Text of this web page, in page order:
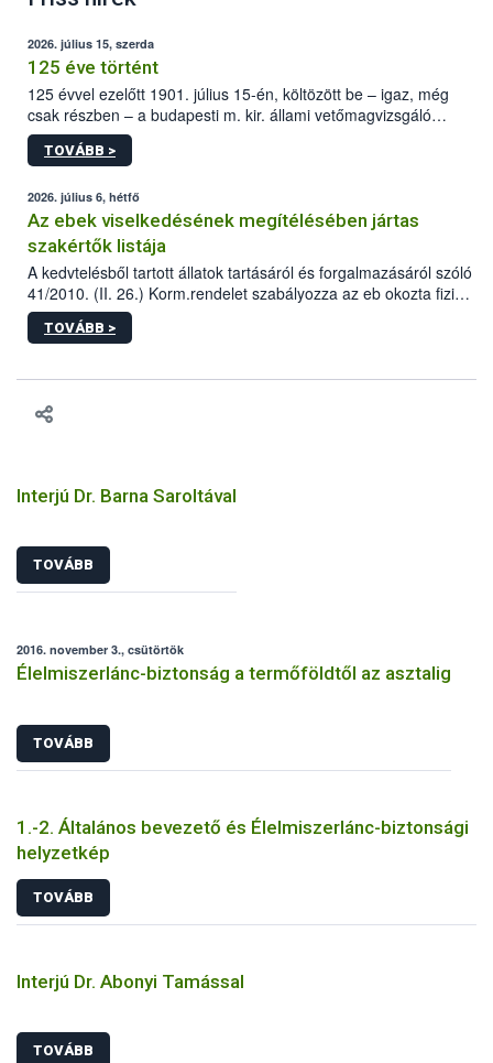
2026. július 15, szerda
125 éve történt
125 évvel ezelőtt 1901. július 15-én, költözött be – igaz, még
csak részben – a budapesti m. kir. állami vetőmagvizsgáló
állomás a Kis Rókus utca 15. szám alatti, Czigler Győző által
tervezett új épületébe.
TOVÁBB >
2026. július 6, hétfő
Az ebek viselkedésének megítélésében jártas
szakértők listája
A kedvtelésből tartott állatok tartásáról és forgalmazásáról szóló
41/2010. (II. 26.) Korm.rendelet szabályozza az eb okozta fizikai
sérülés, illetve ennek veszélye keletkezésekor felmerülő
hatósági feladatokat, valamint a veszélyes eb tartását és annak
vonni az ebek viselkedésének megítélésében jártas szakértőt.
TOVÁBB >
Interjú Dr. Barna Saroltával
TOVÁBB
2016. november 3., csütörtök
Élelmiszerlánc-biztonság a termőföldtől az asztalig
TOVÁBB
1.-2. Általános bevezető és Élelmiszerlánc-biztonsági
helyzetkép
TOVÁBB
Interjú Dr. Abonyi Tamással
TOVÁBB